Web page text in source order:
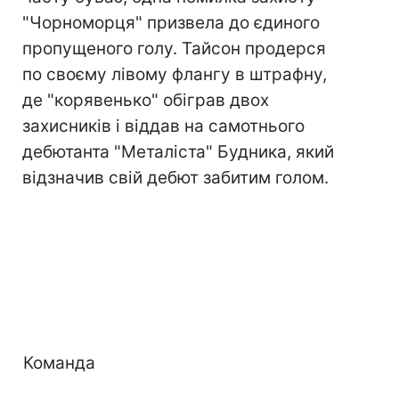
"Чорноморця" призвела до єдиного
пропущеного голу. Тайсон продерся
по своєму лівому флангу в штрафну,
де "корявенько" обіграв двох
захисників і віддав на самотнього
дебютанта "Металіста" Будника, який
відзначив свій дебют забитим голом.
Команда